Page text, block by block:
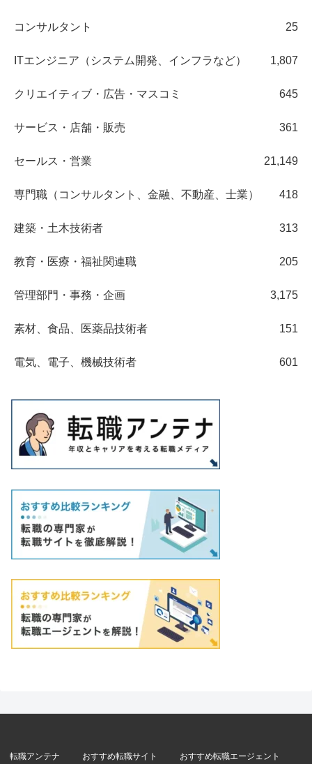
コンサルタント 25
ITエンジニア（システム開発、インフラなど） 1,807
クリエイティブ・広告・マスコミ 645
サービス・店舗・販売 361
セールス・営業 21,149
専門職（コンサルタント、金融、不動産、士業） 418
建築・土木技術者 313
教育・医療・福祉関連職 205
管理部門・事務・企画 3,175
素材、食品、医薬品技術者 151
電気、電子、機械技術者 601
転職アンテナ おすすめ転職サイト おすすめ転職エージェント